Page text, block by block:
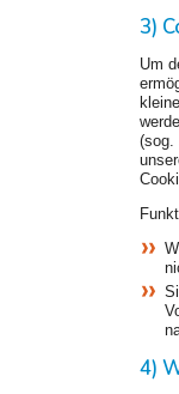
3)
Um
(sog.
4)